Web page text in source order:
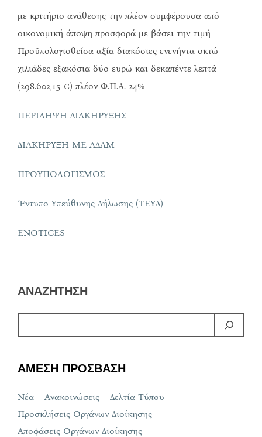
με κριτήριο ανάθεσης την πλέον συμφέρουσα από
οικονομική άποψη προσφορά με βάσει την τιμή
Προϋπολογισθείσα αξία διακόσιες ενενήντα οκτώ
χιλιάδες εξακόσια δύο ευρώ και δεκαπέντε λεπτά
(298.602,15 €) πλέον Φ.Π.Α. 24%
ΠΕΡΙΛΗΨΗ ΔΙΑΚΗΡΥΞΗΣ
ΔΙΑΚΗΡΥΞΗ ΜΕ ΑΔΑΜ
ΠΡΟΥΠΟΛΟΓΙΣΜΟΣ
Έντυπο Υπεύθυνης Δήλωσης (ΤΕΥΔ)
ENOTICES
ΑΝΑΖΗΤΗΣΗ
ΑΜΕΣΗ ΠΡΟΣΒΑΣΗ
Νέα – Ανακοινώσεις – Δελτία Τύπου
Προσκλήσεις Οργάνων Διοίκησης
Αποφάσεις Οργάνων Διοίκησης